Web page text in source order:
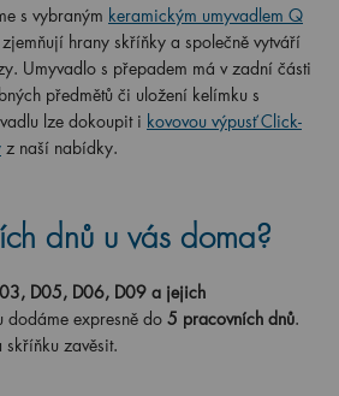
s vybraným keramickým umyvadlem Q
hrany skříňky a společně vytváří
Umyvadlo s přepadem má v zadní části
předmětů či uložení kelímku s
lze dokoupit i kovovou výpusť Click-
z naší nabídky.
dnů u vás doma?
D05, D06, D09 a jejich
dodáme expresně do 5 pracovních dnů.
zavěsit.